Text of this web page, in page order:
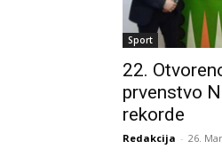
Sport
22.
prvenstvo
rekorde
Redakcija - 26.